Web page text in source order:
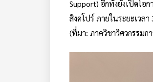
Support) อีกทั้งยังเปิดโอ
สิงคโปร์ ภายในระยะเว
(ที่มา: ภาควิชาวิศวกรรมก